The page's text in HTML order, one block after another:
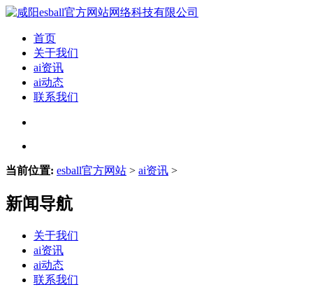
首页
关于我们
ai资讯
ai动态
联系我们
当前位置: esball官方网站 > ai资讯 >
新闻导航
关于我们
ai资讯
ai动态
联系我们